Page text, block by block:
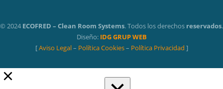
© 2024 ECOFRED – Clean Room Systems. Todos los derechos reservados.
Diseño: IDG GRUP WEB
[Aviso Legal– Política Cookies– Política Privacidad ]